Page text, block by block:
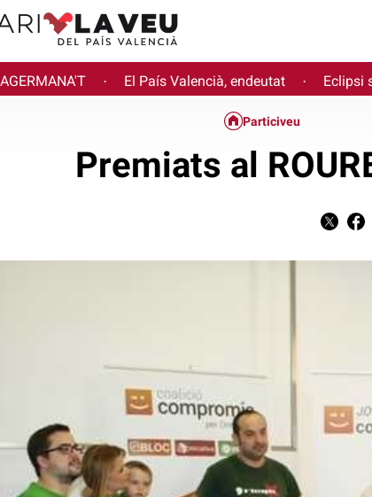
· El País Valencià, endeutat · Eclipsi
Particiveu
Premiats al